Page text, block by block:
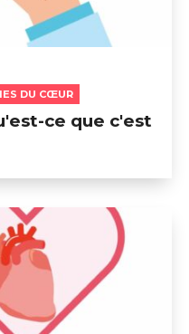
DU CŒUR
ce que c'est